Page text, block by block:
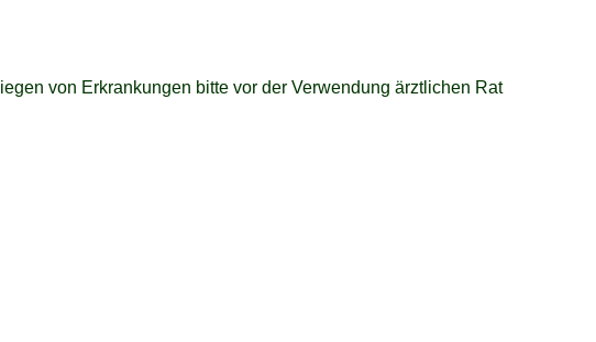
von Erkrankungen bitte vor der Verwendung ärztlichen Rat